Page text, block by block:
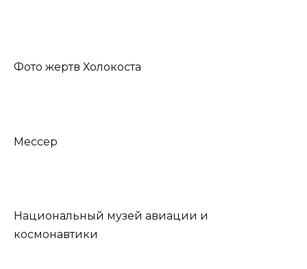
Фото жертв Холокоста
Мессер
Национальный музей авиации и
космонавтики